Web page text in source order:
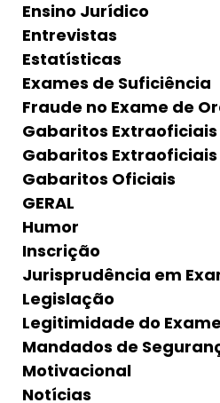
Ensino Jurídico
Entrevistas
Estatísticas
Exames de Suficiência
Fraude no Exame de
Gabaritos
Gabaritos
Gabaritos Oficiais
GERAL
Humor
Inscrição
Jurisprudência em
Legislação
Legitimidade do
Mandados de
Motivacional
Notícias